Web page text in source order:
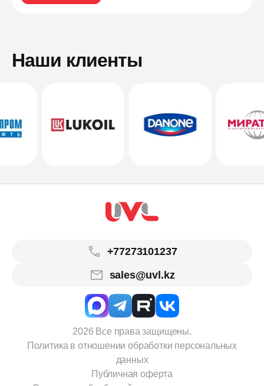
Наши клиенты
+77273101237
sales@uvl.kz
2026 Все права защищены.
Политика в отношении обработки персональных
данных
Публичная оферта